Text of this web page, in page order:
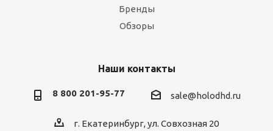
Бренды
Обзоры
Наши контакты
8 800 201-95-77 sale@holodhd.ru
г. Екатеринбург, ул. Совхозная 20